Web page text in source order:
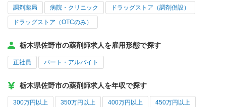
調剤薬局 病院・クリニック ドラッグストア（調剤併設）
ドラッグストア（OTCのみ）
栃木県佐野市の薬剤師求人を雇用形態で探す
正社員 パート・アルバイト
栃木県佐野市の薬剤師求人を年収で探す
300万円以上 350万円以上 400万円以上 450万円以上